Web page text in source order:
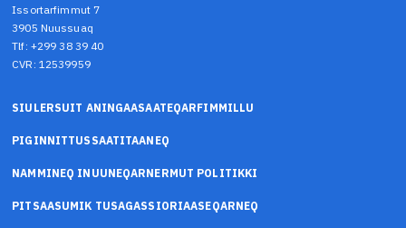
Issortarfimmut 7
3905 Nuussuaq
Tlf: +299 38 39 40
CVR: 12539959
SIULERSUIT ANINGAASAATEQARFIMMILLU
PIGINNITTUSSAATITAANEQ
NAMMINEQ INUUNEQARNERMUT POLITIKKI
PITSAASUMIK TUSAGASSIORIAASEQARNEQ